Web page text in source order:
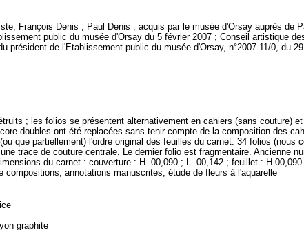
François Denis ; Paul Denis ; acquis par le musée d'Orsay auprès de
public du musée d'Orsay du 5 février 2007 ; Conseil artistique
président de l'Etablissement public du musée d'Orsay, n°2007-11/0, du
; les folios se présentent alternativement en cahiers (sans couture)
doubles ont été replacées sans tenir compte de la composition des
que partiellement) l'ordre original des feuilles du carnet. 34 folios (nous
trace de couture centrale. Le dernier folio est fragmentaire. Ancienne
du carnet : couverture : H. 00,090 ; L. 00,142 ; feuillet :
compositions, annotations manuscrites, étude de fleurs à l'aquarelle
graphite